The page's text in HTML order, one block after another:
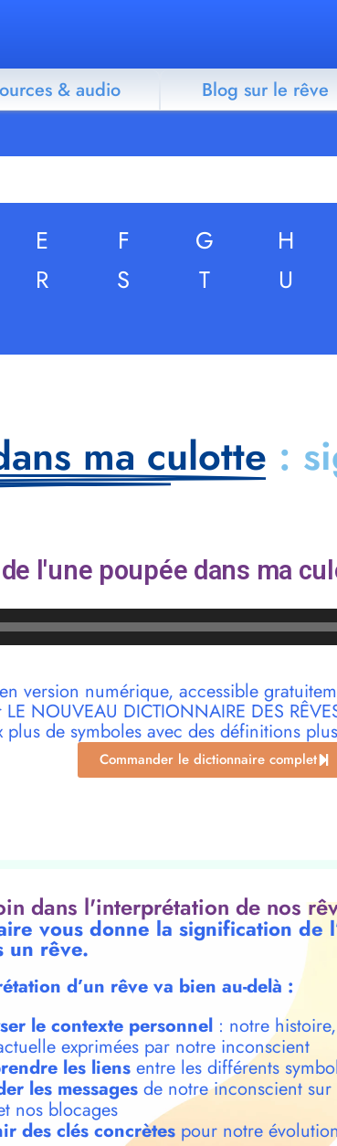
& audio Blog sur le rêve
E F G H
R S T U
ma culotte :
l'une poupée dans ma
version numérique, accessible
NOUVEAU DICTIONNAIRE DES
plus de symboles avec des définitions
Commander le dictionnaire complet
dans l'interprétation de nos
vous donne la signification de
un rêve.
d’un rêve va bien au-delà :
le contexte personnel: notre
exprimées par notre inconscient
les liensentre les différents
les messagesde notre inconscient sur
nos blocages
des clés concrètespour notre